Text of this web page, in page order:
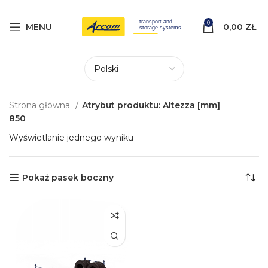
MENU 0 0,00 ZŁ
Strona główna
Atrybut produktu: Altezza [mm]
850
Wyświetlanie jednego wyniku
Pokaż pasek boczny